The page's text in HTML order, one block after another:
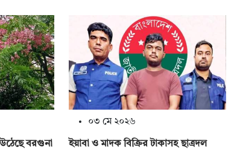
বরগুনা
০৩ মে ২০২৬
ইয়াবা ও মাদক বিক্রির টাকাসহ ছাত্রদল